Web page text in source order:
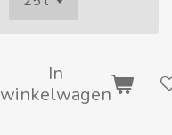
In
winkelwagen